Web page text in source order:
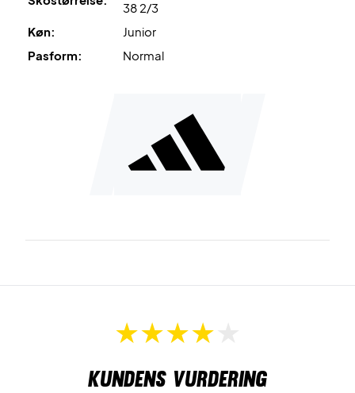
38 2/3
Køn:
Junior
Pasform:
Normal
Kundens vurdering